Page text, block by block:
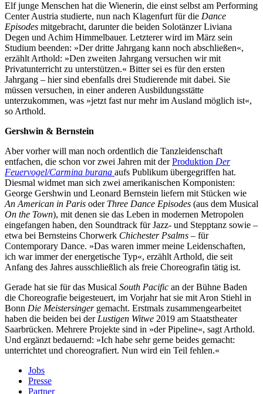
Elf junge Menschen hat die Wienerin, die einst selbst am Performing
Center Austria studierte, nun nach Klagenfurt für die Dance
Episodes mitgebracht, darunter die beiden Solotänzer Liviana
Degen und Achim Himmelbauer. Letzterer wird im März sein
Studium beenden: »Der dritte Jahrgang kann noch abschließen«,
erzählt Arthold: »Den zweiten Jahrgang versuchen wir mit
Privatunterricht zu unterstützen.« Bitter sei es für den ersten
Jahrgang – hier sind ebenfalls drei Studierende mit dabei. Sie
müssen versuchen, in einer anderen Ausbildungsstätte
unterzukommen, was »jetzt fast nur mehr im Ausland möglich ist«,
so Arthold.
Gershwin & Bernstein
Aber vorher will man noch ordentlich die Tanzleidenschaft
entfachen, die schon vor zwei Jahren mit derProduktion Der
Feuervogel/Carmina burana aufs Publikum übergegriffen hat.
Diesmal widmet man sich zwei amerikanischen Komponisten:
George Gershwin und Leonard Bernstein liefern mit Stücken wie
An American in Paris oder Three Dance Episodes (aus dem Musical
On the Town), mit denen sie das Leben in modernen Metropolen
eingefangen haben, den Soundtrack für Jazz- und Stepptanz sowie –
etwa bei Bernsteins Chorwerk Chichester Psalms – für
Contemporary Dance. »Das waren immer meine Leidenschaften,
ich war immer der energetische Typ«, erzählt Arthold, die seit
Anfang des Jahres ausschließlich als freie Choreografin tätig ist.
Gerade hat sie für das Musical South Pacific an der Bühne Baden
die Choreografie beigesteuert, im Vorjahr hat sie mit Aron Stiehl in
Bonn Die Meistersingergemacht. Erstmals zusammengearbeitet
haben die beiden bei derLustigen Witwe 2019 am Staatstheater
Saarbrücken. Mehrere Projekte sind in »der Pipeline«, sagt Arthold.
Und ergänzt bedauernd: »Ich habe sehr gerne beides gemacht:
unterrichtet und choreografiert. Nun wird ein Teil fehlen.«
Jobs
Presse
Partner